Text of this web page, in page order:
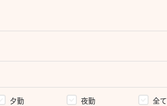
夕勤 夜勤 全て